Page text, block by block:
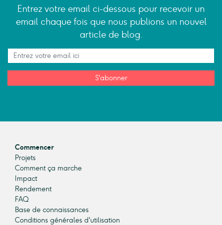
Entrez votre email ci-dessous pour recevoir un
email chaque fois que nous publions un nouvel
article de blog.
S'abonner
Commencer
Projets
Comment ça marche
Impact
Rendement
FAQ
Base de connaissances
Conditions générales d'utilisation